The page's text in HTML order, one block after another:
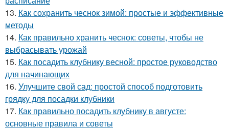
13. Как сохранить чеснок зимой: простые и эффективные
методы
14. Как правильно хранить чеснок: советы, чтобы не
выбрасывать урожай
15. Как посадить клубнику весной: простое руководство
для начинающих
16. Улучшите свой сад: простой способ подготовить
грядку для посадки клубники
17. Как правильно посадить клубнику в августе:
основные правила и советы